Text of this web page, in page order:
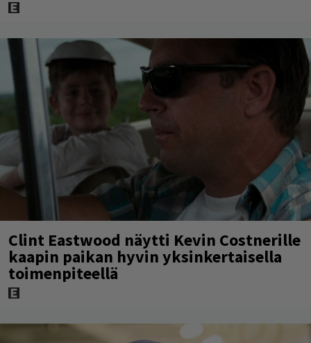
Clint Eastwood näytti Kevin Costnerille
kaapin paikan hyvin yksinkertaisella
toimenpiteellä